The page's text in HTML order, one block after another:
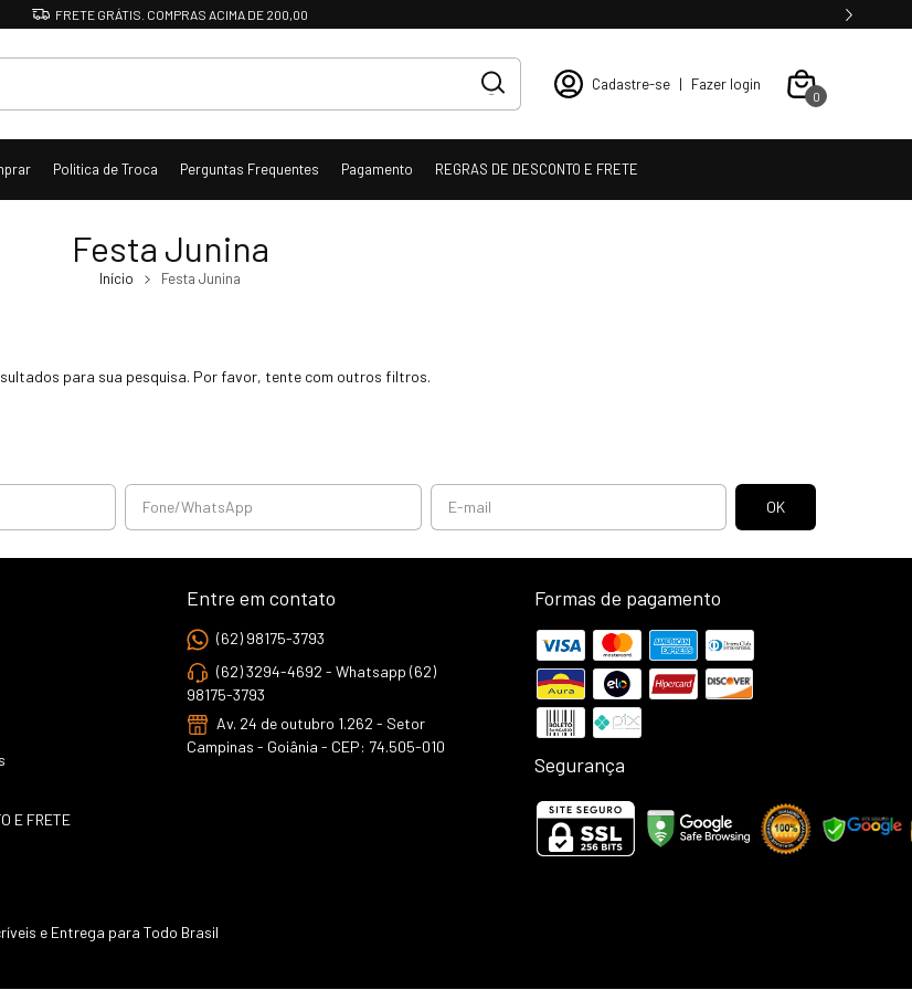
FRETE GRÁTIS. COMPRAS ACIMA DE 200,00
Cadastre-se | Fazer login
0
Politica de Troca Perguntas Frequentes Pagamento REGRAS DE DESCONTO E FRETE
Festa Junina
Início Festa Junina
para sua pesquisa. Por favor, tente com outros filtros.
E FRETE
Entre em contato
(62) 98175-3793
(62) 3294-4692 - Whatsapp (62)
98175-3793
Av. 24 de outubro 1.262 - Setor
Campinas - Goiânia - CEP: 74.505-010
Formas de pagamento
Segurança
e Entrega para Todo Brasil